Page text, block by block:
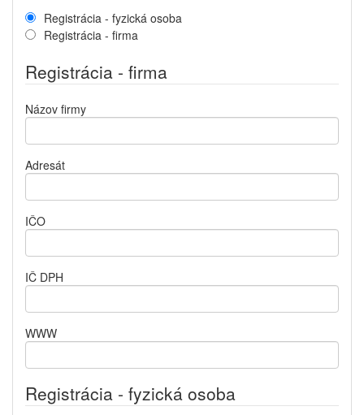
Registrácia - fyzická osoba
Registrácia - firma
Registrácia - firma
Názov firmy
Adresát
IČO
IČ DPH
WWW
Registrácia - fyzická osoba